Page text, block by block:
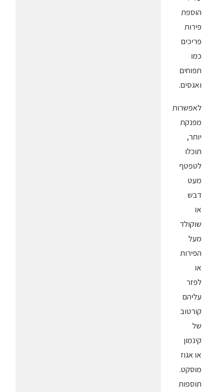
הוספת
פירות
פריכים
כמו
תפוחים
ואגסים.
לאפשרות
מפנקת
יותר,
תוכלו
לטפטף
מעט
דבש
או
שוקולד
מעל
הפירות
או
לפזר
עליהם
קורטוב
של
קינמון
או אגוז
מוסקט.
תוספות